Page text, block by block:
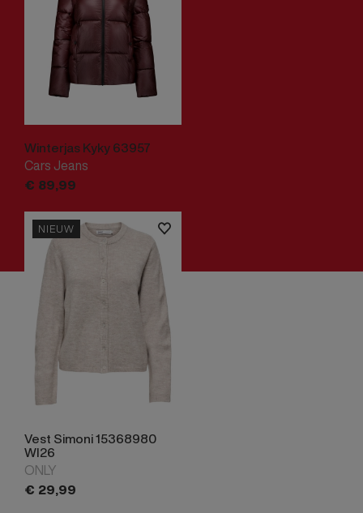
Winterjas Kyky 63957
Cars Jeans
€ 89,99
NIEUW
Vest Simoni 15368980
WI26
ONLY
€ 29,99